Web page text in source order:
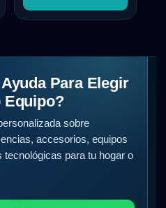
Para Elegir
Equipo?
sobre
accesorios, equipos
tecnológicas para tu hogar o